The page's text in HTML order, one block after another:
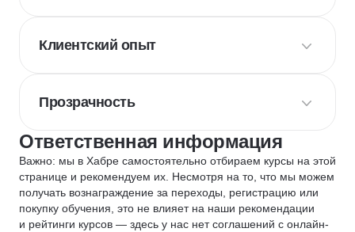
Клиентский опыт
Прозрачность
Ответственная информация
Важно: мы в Хабре самостоятельно отбираем курсы на этой
странице и рекомендуем их. Несмотря на то, что мы можем
получать вознаграждение за переходы, регистрацию или
покупку обучения, это не влияет на наши рекомендации
и рейтинги курсов — здесь у нас нет соглашений с онлайн-